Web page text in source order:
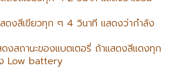
สดงสีเขียวทุก ๆ 4 วินาที แสดงว่ากำลัง
งสถานะของแบตเตอรี่ ถ้าแสดงสีแดงทุก
Low battery